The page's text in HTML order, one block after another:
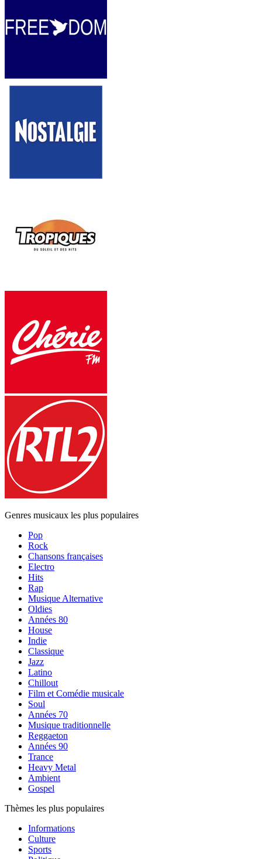
Genres musicaux les plus populaires
Pop
Rock
Chansons françaises
Electro
Hits
Rap
Musique Alternative
Oldies
Années 80
House
Indie
Classique
Jazz
Latino
Chillout
Film et Comédie musicale
Soul
Années 70
Musique traditionnelle
Reggaeton
Années 90
Trance
Heavy Metal
Ambient
Gospel
Thèmes les plus populaires
Informations
Culture
Sports